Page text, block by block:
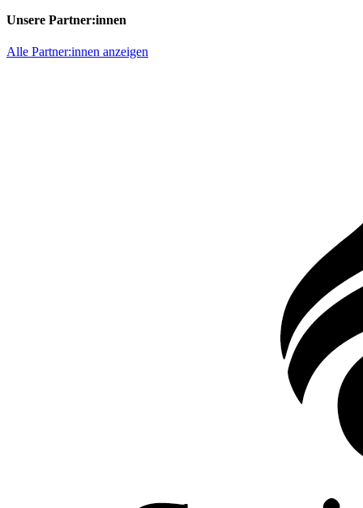
Unsere Partner:innen
Alle Partner:innen anzeigen